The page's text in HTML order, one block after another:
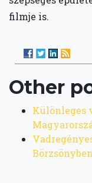
filmje is.
Other
Különleges
Börzsönyben